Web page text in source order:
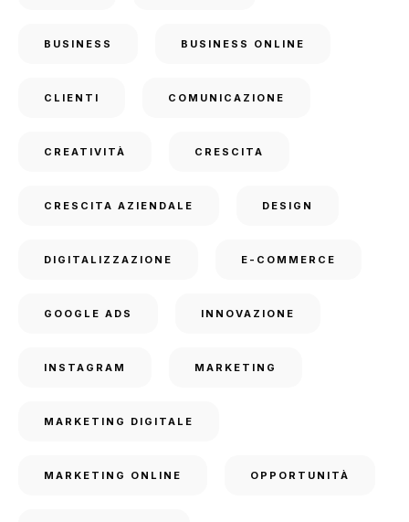
BUSINESS BUSINESS ONLINE
CLIENTI COMUNICAZIONE
CREATIVITÀ CRESCITA
CRESCITA AZIENDALE DESIGN
DIGITALIZZAZIONE E-COMMERCE
GOOGLE ADS INNOVAZIONE
INSTAGRAM MARKETING
MARKETING DIGITALE
MARKETING ONLINE OPPORTUNITÀ